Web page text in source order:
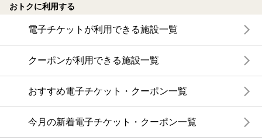
おトクに利用する
電子チケットが利用できる施設一覧
クーポンが利用できる施設一覧
おすすめ電子チケット・クーポン一覧
今月の新着電子チケット・クーポン一覧